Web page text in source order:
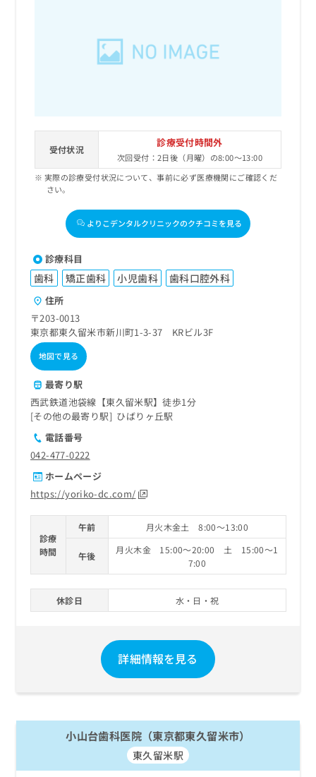
受付状況
診療受付時間外
次回受付：2日後（月曜）の8:00～13:00
実際の診療受付状況について、事前に必ず医療機関にご確認くだ
さい。
よりこデンタルクリニックのクチコミを見る
診療科目
歯科 矯正歯科 小児歯科 歯科口腔外科
住所
〒203-0013
東京都東久留米市新川町1-3-37 KRビル3F
地図で見る
最寄り駅
西武鉄道池袋線【東久留米駅】徒歩1分
その他の最寄り駅
ひばりヶ丘駅
電話番号
042-477-0222
ホームページ
https://yoriko-dc.com/
診療
時間
午前 月火木金土 8:00～13:00
午後
月火木金 15:00～20:00 土 15:00～1
7:00
休診日 水・日・祝
詳細情報を見る
小山台歯科医院（東京都東久留米市）
東久留米駅